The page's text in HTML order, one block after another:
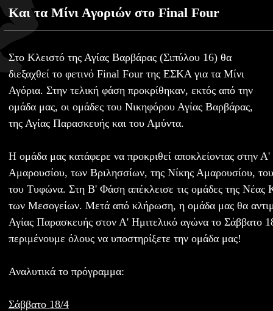
Και τα Μίνι Αγοριών στο Final Four
Στο Κλειστό της Αγίας Βαρβάρας (Σιπύλου 16) θα
διεξαχθεί το φετινό Final Four της ΕΣΚΑ για τα Μίνι
Αγόρια. Στην τελική φάση προκρίθηκαν, εκτός από την
ομάδα μας, οι ομάδες του Νικηφόρου Αγίας Βαρβάρας,
της Αγίας Παρασκευής και του Αμύντα.
Η ομάδα μας κατάφερε να προκριθεί αποκλείοντας στην
Αμαρουσίου, των Βριλησσίων, της Νίκης Αμαρουσίου,
του Τυφώνα. Στη Β' Φάση απέκλεισε τις ομάδες της Νέας
των Μεσογείων. Μετά από κλήρωση, η ομάδα μας θα
Αγίας Παρασκευής στον Α' Ημιτελικό αγώνα το Σάββατο
περιμένουμε όλους να υποστηρίξετε την ομάδα μας!
Αναλυτικά το πρόγραμμα:
Σάββατο 18/4